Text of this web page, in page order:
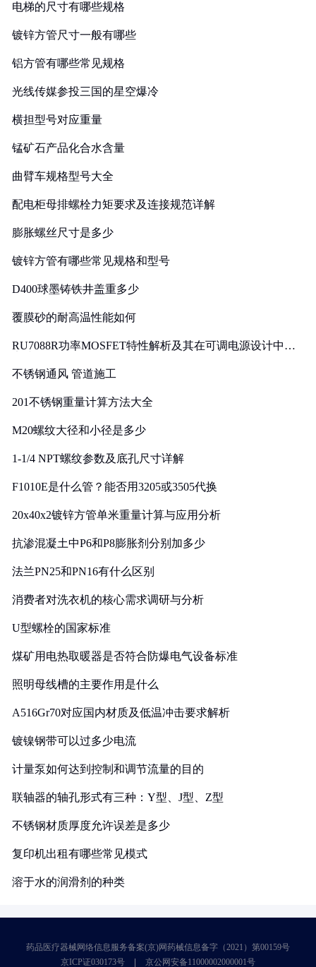
电梯的尺寸有哪些规格
镀锌方管尺寸一般有哪些
铝方管有哪些常见规格
光线传媒参投三国的星空爆冷
横担型号对应重量
锰矿石产品化合水含量
曲臂车规格型号大全
配电柜母排螺栓力矩要求及连接规范详解
膨胀螺丝尺寸是多少
镀锌方管有哪些常见规格和型号
D400球墨铸铁井盖重多少
覆膜砂的耐高温性能如何
RU7088R功率MOSFET特性解析及其在可调电源设计中的
不锈钢通风 管道施工
201不锈钢重量计算方法大全
M20螺纹大径和小径是多少
1-1/4 NPT螺纹参数及底孔尺寸详解
F1010E是什么管？能否用3205或3505代换
20x40x2镀锌方管单米重量计算与应用分析
抗渗混凝土中P6和P8膨胀剂分别加多少
法兰PN25和PN16有什么区别
消费者对洗衣机的核心需求调研与分析
U型螺栓的国家标准
煤矿用电热取暖器是否符合防爆电气设备标准
照明母线槽的主要作用是什么
A516Gr70对应国内材质及低温冲击要求解析
镀镍钢带可以过多少电流
计量泵如何达到控制和调节流量的目的
联轴器的轴孔形式有三种：Y型、J型、Z型
不锈钢材质厚度允许误差是多少
复印机出租有哪些常见模式
溶于水的润滑剂的种类
药品医疗器械网络信息服务备案(京)网药械信息备字（2021）第00159号
京ICP证030173号
京公网安备11000002000001号